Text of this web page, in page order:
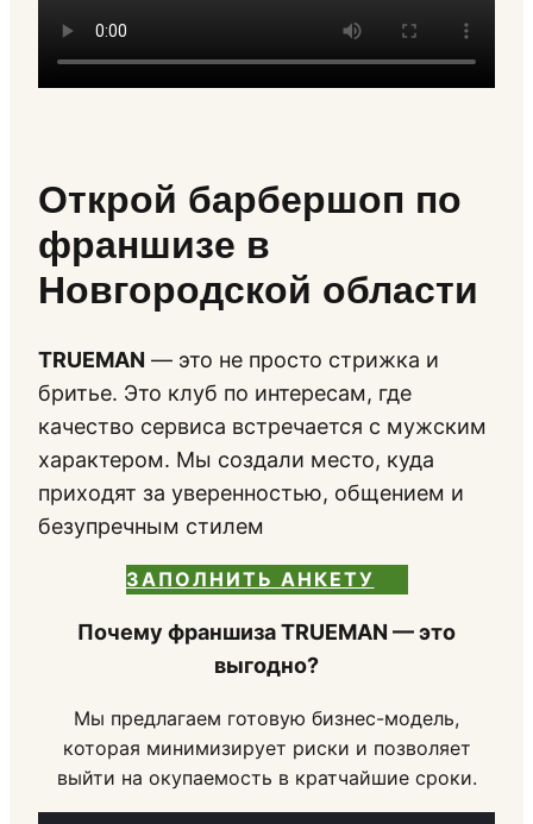
Открой барбершоп по
франшизе в
Новгородской области
TRUEMAN — это не просто стрижка и
бритье. Это клуб по интересам, где
качество сервиса встречается с мужским
характером. Мы создали место, куда
приходят за уверенностью, общением и
безупречным стилем
ЗАПОЛНИТЬ АНКЕТУ
Почему франшиза TRUEMAN — это
выгодно?
Мы предлагаем готовую бизнес-модель,
которая минимизирует риски и позволяет
выйти на окупаемость в кратчайшие сроки.